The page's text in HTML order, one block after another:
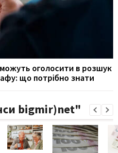
оголосити в розшук
що потрібно знати
bigmir)net"